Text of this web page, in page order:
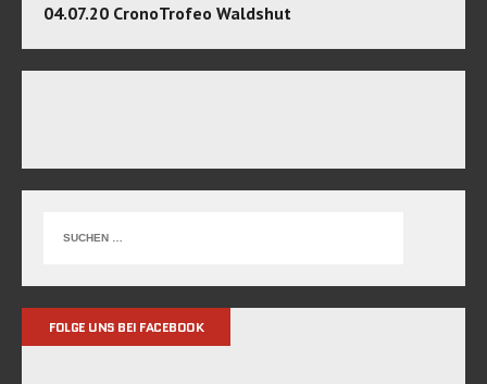
04.07.20 CronoTrofeo Waldshut
FOLGE UNS BEI FACEBOOK